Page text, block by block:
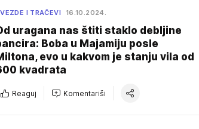
I TRAČEVI 16.10.2024.
uragana nas štiti staklo debljine
Boba u Majamiju posle
evo u kakvom je stanju vila od
kvadrata
Reaguj Komentariši